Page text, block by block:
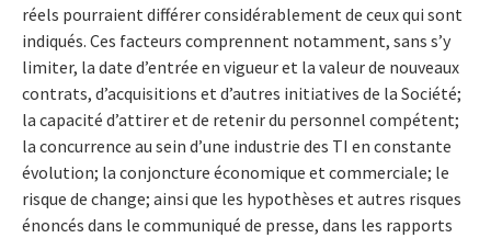
réels pourraient différer considérablement de ceux qui sont
indiqués. Ces facteurs comprennent notamment, sans s’y
limiter, la date d’entrée en vigueur et la valeur de nouveaux
contrats, d’acquisitions et d’autres initiatives de la Société;
la capacité d’attirer et de retenir du personnel compétent;
la concurrence au sein d’une industrie des TI en constante
évolution; la conjoncture économique et commerciale; le
risque de change; ainsi que les hypothèses et autres risques
énoncés dans le communiqué de presse, dans les rapports